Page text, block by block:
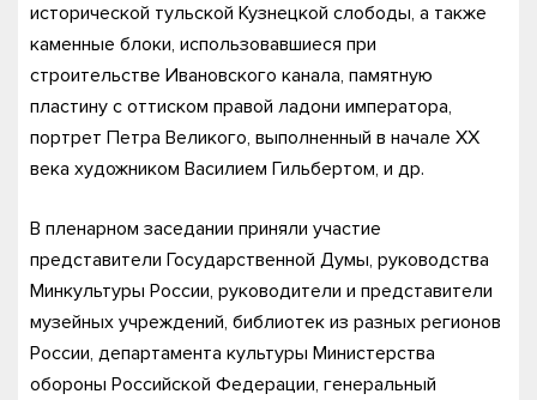
исторической тульской Кузнецкой слободы, а также
каменные блоки, использовавшиеся при
строительстве Ивановского канала, памятную
пластину с оттиском правой ладони императора,
портрет Петра Великого, выполненный в начале ХХ
века художником Василием Гильбертом, и др.
В пленарном заседании приняли участие
представители Государственной Думы, руководства
Минкультуры России, руководители и представители
музейных учреждений, библиотек из разных регионов
России, департамента культуры Министерства
обороны Российской Федерации, генеральный